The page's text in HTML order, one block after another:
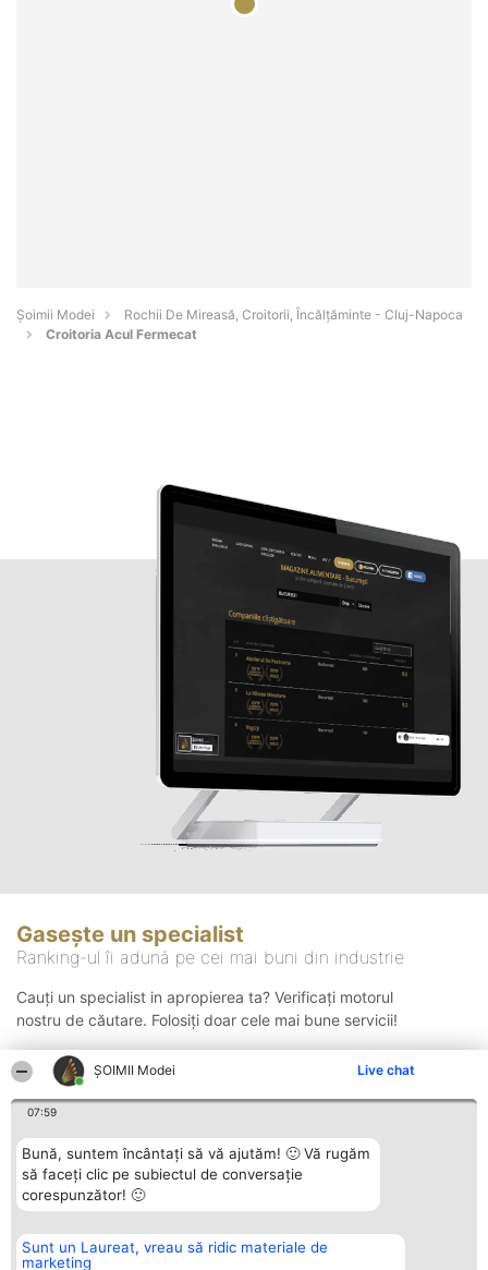
ȘOIMII Modei Live chat
07:59
Bună, suntem încântați să vă ajutăm! 🙂 Vă rugăm
să faceți clic pe subiectul de conversație
corespunzător! 🙂
Sunt un Laureat, vreau să ridic materiale de
marketing
Șoimii Modei
Rochii De Mireasă, Croitorii, Încălțăminte - Cluj-Napoca
Croitoria Acul Fermecat
Gasește un specialist
Ranking-ul îi adună pe cei mai buni din industrie
Cauți un specialist in apropierea ta? Verificați motorul
nostru de căutare. Folosiți doar cele mai bune servicii!
Organizator Ranking
BRIGHT SOLUTIONS BR SRL
Plebiscyt Contact